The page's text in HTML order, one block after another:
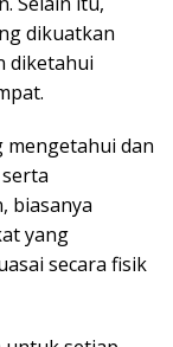
dikuatkan
diketahui
mengetahui dan
biasanya
yang
secara fisik